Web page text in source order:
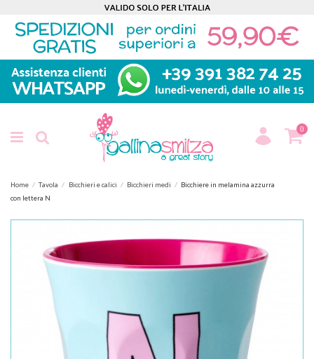
0
Home Tavola Bicchieri e calici Bicchieri medi
Bicchiere in melamina azzurra
con lettera N